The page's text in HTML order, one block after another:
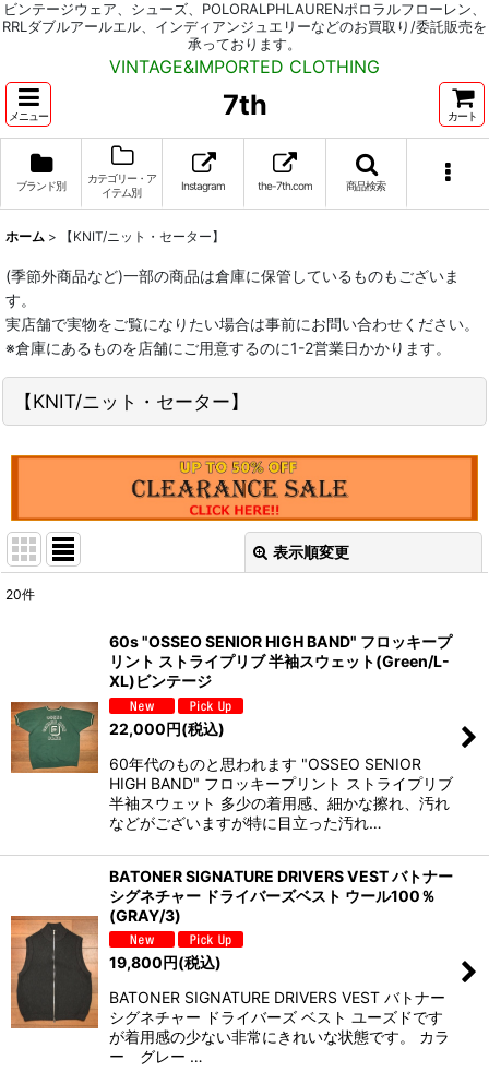
ビンテージウェア、シューズ、POLORALPHLAURENポロラルフローレン、
RRLダブルアールエル、インディアンジュエリーなどのお買取り/委託販売を
承っております。
VINTAGE&IMPORTED CLOTHING
メニュー 7th カート
ブランド別
カテゴリー・ア
イテム別
Instagram the-7th.com 商品検索
ホーム > 【KNIT/ニット・セーター】
(季節外商品など)一部の商品は倉庫に保管しているものもございま
す。
実店舗で実物をご覧になりたい場合は事前にお問い合わせください。
※倉庫にあるものを店舗にご用意するのに1-2営業日かかります。
【KNIT/ニット・セーター】
表示順変更
絞り込む
20件
60s "OSSEO SENIOR HIGH BAND" フロッキープ
リント ストライプリブ 半袖スウェット(Green/L-
XL)ビンテージ
22,000円(税込)
60年代のものと思われます "OSSEO SENIOR
HIGH BAND" フロッキープリント ストライプリブ
半袖スウェット 多少の着用感、細かな擦れ、汚れ
などがございますが特に目立った汚れ…
BATONER SIGNATURE DRIVERS VEST バトナー
シグネチャー ドライバーズベスト ウール100％
(GRAY/3)
19,800円(税込)
BATONER SIGNATURE DRIVERS VEST バトナー
シグネチャー ドライバーズ ベスト ユーズドです
が着用感の少ない非常にきれいな状態です。 カラ
ー グレー …